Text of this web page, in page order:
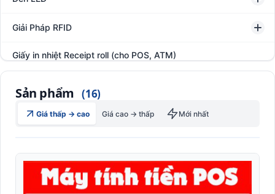
Giải Pháp RFID
Giấy in nhiệt Receipt roll (cho POS, ATM)
In thẻ khách hàng
Kệ siêu thị trưng bày
Sản phẩm (16)
Giá thấp → cao Giá cao → thấp Mới nhất